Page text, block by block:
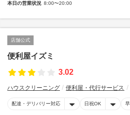
本日の営業状況 8:00〜20:00
店舗公式
便利屋イズミ
3.02
ハウスクリーニング 便利屋・代行サービス
配達・デリバリー対応 日祝OK